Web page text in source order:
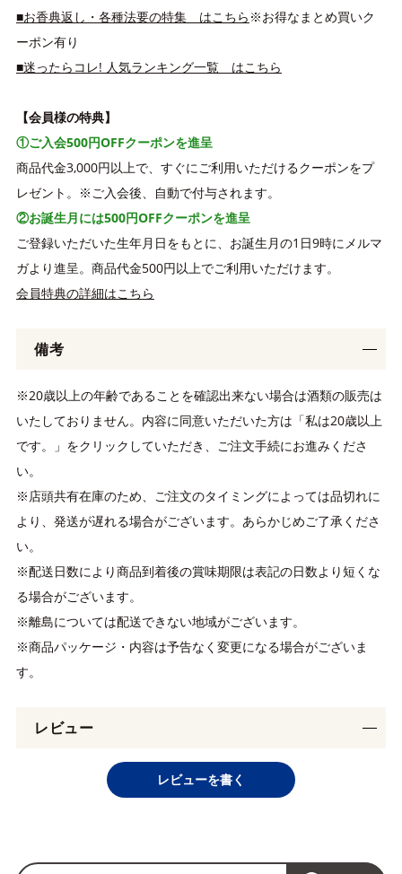
■お香典返し・各種法要の特集 はこちら ※お得なまとめ買いク
ーポン有り
■迷ったらコレ! 人気ランキング一覧 はこちら
【会員様の特典】
①ご入会500円OFFクーポンを進呈
商品代金3,000円以上で、すぐにご利用いただけるクーポンをプ
レゼント。※ご入会後、自動で付与されます。
②お誕生月には500円OFFクーポンを進呈
ご登録いただいた生年月日をもとに、お誕生月の1日9時にメルマ
ガより進呈。商品代金500円以上でご利用いただけます。
会員特典の詳細はこちら
備考
※20歳以上の年齢であることを確認出来ない場合は酒類の販売は
いたしておりません。内容に同意いただいた方は「私は20歳以上
です。」をクリックしていただき、ご注文手続にお進みくださ
い。
※店頭共有在庫のため、ご注文のタイミングによっては品切れに
より、発送が遅れる場合がございます。あらかじめご了承くださ
い。
※配送日数により商品到着後の賞味期限は表記の日数より短くな
る場合がございます。
※離島については配送できない地域がございます。
※商品パッケージ・内容は予告なく変更になる場合がございま
す。
レビュー
レビューを書く